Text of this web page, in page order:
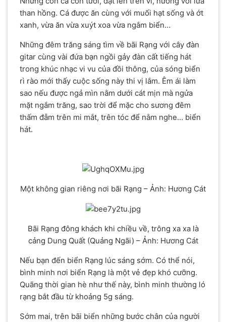
than hồng. Cá được ăn cùng với muối hạt sống và ớt
xanh, vừa ăn vừa xuýt xoa vừa ngắm biển…
Những đêm trăng sáng tìm về bãi Rạng với cây đàn
gitar cùng vài đứa bạn ngồi gảy đàn cất tiếng hát
trong khúc nhạc vi vu của đồi thông, của sóng biển
rì rào mới thấy cuộc sống này thi vị lắm. Êm ái làm
sao nếu được ngả mìn nằm dưới cát mịn mà ngửa
mặt ngắm trăng, sao trời để mặc cho sương đêm
thấm đẫm trên mi mắt, trên tóc để nằm nghe… biển
hát.
Một không gian riêng nơi bãi Rạng – Ảnh: Hương Cát
Bãi Rạng đông khách khi chiều về, trông xa xa là
cảng Dung Quất (Quảng Ngãi) – Ảnh: Hương Cát
Nếu bạn đến biển Rạng lúc sáng sớm. Có thể nói,
bình minh nơi biển Rạng là một vẻ đẹp khó cưỡng.
Quãng thời gian hè như thế này, bình minh thường ló
rạng bắt đầu từ khoảng 5g sáng.
Sớm mai, trên bãi biển những bước chân của người